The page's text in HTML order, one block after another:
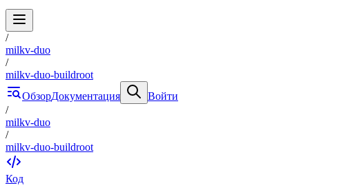
/
milkv-duo
/
milkv-duo-buildroot
ОбзорДокументация
Войти
/
milkv-duo
/
milkv-duo-buildroot
Код